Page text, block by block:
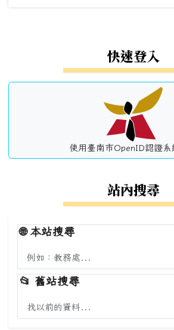
快速登入
使用臺南市OpenID認證系
站內搜尋
🌐本站搜尋
搜尋本站內容
📂 舊站搜尋
搜尋舊站內容